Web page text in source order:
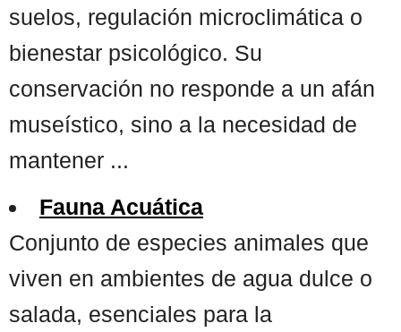
suelos, regulación microclimática o
bienestar psicológico. Su
conservación no responde a un afán
museístico, sino a la necesidad de
mantener ...
Fauna Acuática
Conjunto de especies animales que
viven en ambientes de agua dulce o
salada, esenciales para la